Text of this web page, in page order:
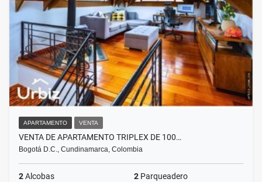
APARTAMENTO VENTA
VENTA DE APARTAMENTO TRIPLEX DE 100…
Bogotá D.C., Cundinamarca, Colombia
2Alcobas 2 Parqueadero